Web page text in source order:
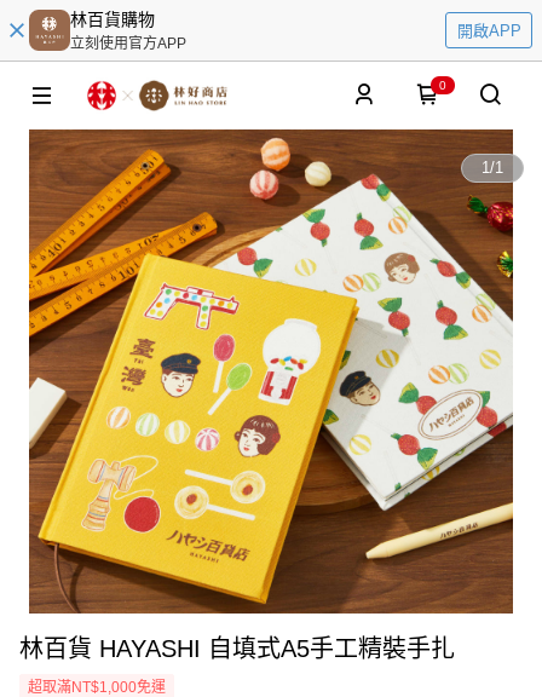
林百貨購物
立刻使用官方APP
開啟APP
0
1/1
林百貨 HAYASHI 自填式A5手工精裝手扎
超取滿NT$1,000免運